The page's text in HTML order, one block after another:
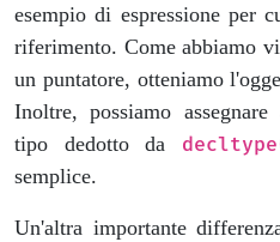
esempio di espressione per
riferimento. Come abbiamo
un puntatore, otteniamo
Inoltre, possiamo
tipo dedotto da
semplice.
Un'altra importante